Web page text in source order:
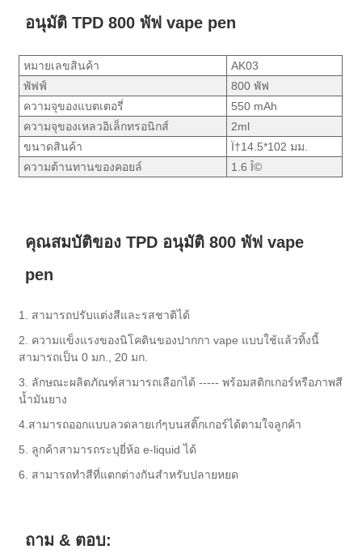
อนุมัติ TPD 800 พัฟ vape pen
หมายเลขสินค้า
AK03
พัฟฟ์
800 พัฟ
ความจุของแบตเตอรี่
550 mAh
ความจุของเหลวอิเล็กทรอนิกส์
2ml
ขนาดสินค้า
Ï†14.5*102 มม.
ความต้านทานของคอยล์
1.6 Î©
คุณสมบัติของ TPD อนุมัติ 800 พัฟ vape
pen
1. สามารถปรับแต่งสีและรสชาติได้
2. ความแข็งแรงของนิโคตินของปากกา vape แบบใช้แล้วทิ้งนี้
สามารถเป็น 0 มก., 20 มก.
3. ลักษณะผลิตภัณฑ์สามารถเลือกได้ ----- พร้อมสติกเกอร์หรือภาพสี
น้ำมันยาง
4.สามารถออกแบบลวดลายเก๋ๆบนสติ๊กเกอร์ได้ตามใจลูกค้า
5. ลูกค้าสามารถระบุยี่ห้อ e-liquid ได้
6. สามารถทำสีที่แตกต่างกันสำหรับปลายหยด
ถาม & ตอบ: